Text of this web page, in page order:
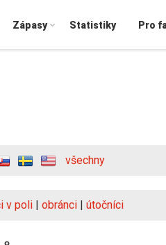
Zápasy Statistiky Pro
všechny
v poli | obránci | útočníci